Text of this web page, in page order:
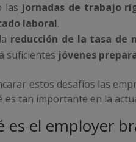
las jornadas de trabajo
laboral.
reducción de la tasa de
suficientes jóvenes
estos desafíos las
es tan importante en la
es el employer